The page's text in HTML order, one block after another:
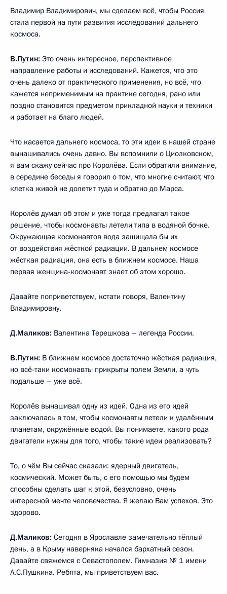
Владимир Владимирович, мы сделаем всё, чтобы Россия
стала первой на пути развития исследований дальнего
космоса.
В.Путин: Это очень интересное, перспективное
направление работы и исследований. Кажется, что это
очень далеко от практического применения, но всё, что
кажется неприменимым на практике сегодня, рано или
поздно становится предметом прикладной науки и техники
и работает на благо людей.
Что касается дальнего космоса, то эти идеи в нашей стране
вынашивались очень давно. Вы вспомнили о Циолковском,
я вам скажу сейчас про Королёва. Если обратили внимание,
в середине беседы я говорил о том, что многие считают, что
клетка живой не долетит туда и обратно до Марса.
Королёв думал об этом и уже тогда предлагал такое
решение, чтобы космонавты летели типа в водяной бочке.
Окружающая космонавтов вода защищала бы их
от воздействия жёсткой радиации. В дальнем космосе
жёсткая радиация, она есть в ближнем космосе. Наша
первая женщина-космонавт знает об этом хорошо.
Давайте поприветствуем, кстати говоря, Валентину
Владимировну.
Д.Маликов: Валентина Терешкова – легенда России.
В.Путин: В ближнем космосе достаточно жёсткая радиация,
но всё-таки космонавты прикрыты полем Земли, а чуть
подальше – уже всё.
Королёв вынашивал одну из идей. Одна из его идей
заключалась в том, чтобы космонавты летели к удалённым
планетам, окружённые водой. Вы понимаете, какого рода
двигатели нужны для того, чтобы такие идеи реализовать?
То, о чём Вы сейчас сказали: ядерный двигатель,
космический. Может быть, с его помощью мы будем
способны сделать шаг к этой, безусловно, очень
интересной мечте человечества. Я желаю Вам успехов. Это
здорово.
Д.Маликов: Сегодня в Ярославле замечательно тёплый
день, а в Крыму наверняка начался бархатный сезон.
Давайте свяжемся с Севастополем. Гимназия № 1 имени
А.С.Пушкина. Ребята, мы приветствуем вас.